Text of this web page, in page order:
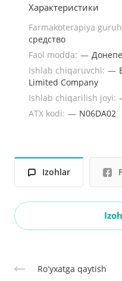
Характеристики
Farmakoterapiya
средство
Faol modda: —
Ishlab chiqaruvchi: —
Limited Company
Ishlab chiqarilish joyi:
ATX kodi: — N06DA02
Izohlar
Roʻyxatga qaytish